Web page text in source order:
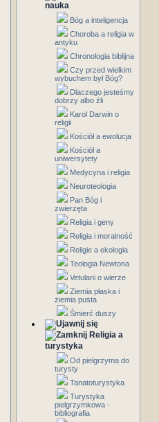
nauka
Bóg a inteligencja
Choroba a religia w
antyku
Chronologia biblijna
Czy przed wielkim
wybuchem był Bóg?
Dlaczego jesteśmy
dobrzy albo źli
Karol Darwin o
religii
Kościół a ewolucja
Kościół a
uniwersytety
Medycyna i religia
Neuroteologia
Pan Bóg i
zwierzęta
Religia i geny
Religia i moralność
Religie a ekologia
Teologia Newtona
Vetulani o wierze
Ziemia płaska i
ziemia pusta
Śmierć duszy
Religia a
turystyka
Od pielgrzyma do
turysty
Tanatoturystyka
Turystyka
pielgrzymkowa -
bibliografia